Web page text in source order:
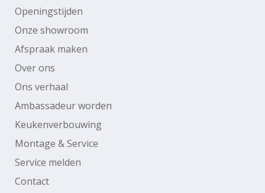
Openingstijden
Onze showroom
Afspraak maken
Over ons
Ons verhaal
Ambassadeur worden
Keukenverbouwing
Montage & Service
Service melden
Contact